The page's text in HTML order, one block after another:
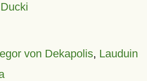
von Dekapolis, Lauduin